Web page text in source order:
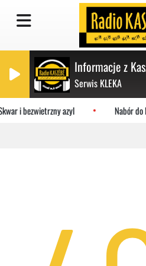
Informacje z
Serwis KLEKA
i bezwietrzny azyl Nabór do